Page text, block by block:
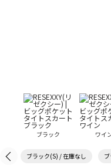
ブラック ワイ
ブラック(S) / 在庫なし